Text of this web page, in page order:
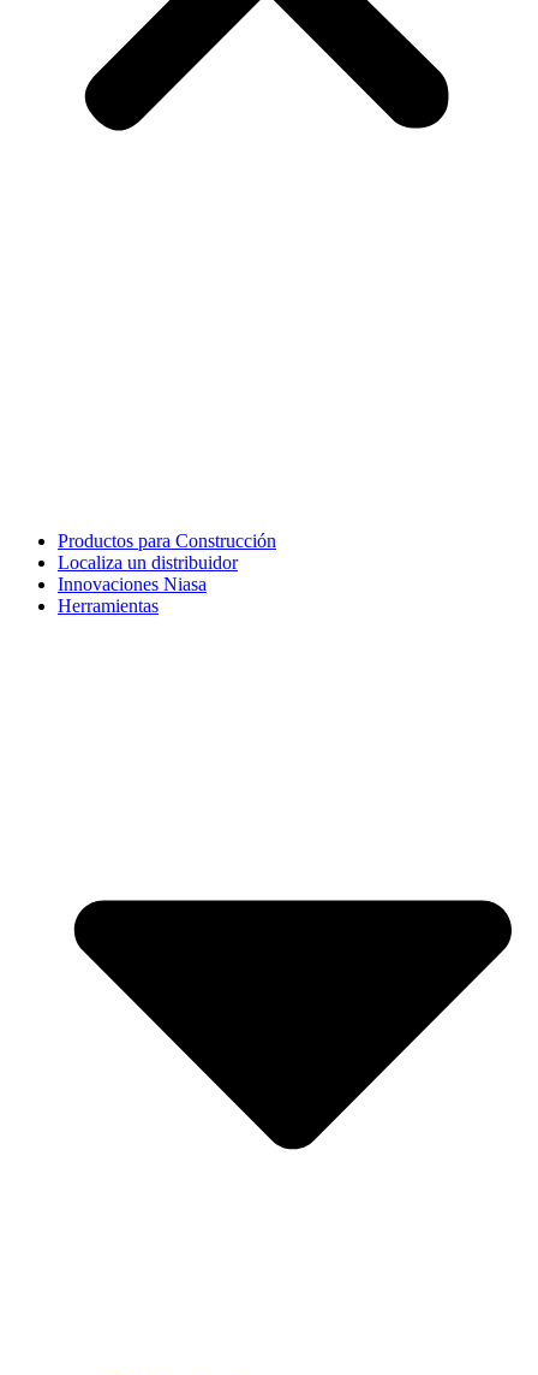
Productos para Construcción
Localiza un distribuidor
Innovaciones Niasa
Herramientas